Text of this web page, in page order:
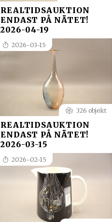
REALTIDSAUKTION
ENDAST PÅ NÄTET!
2026-04-19
2026-03-15
326 objekt
REALTIDSAUKTION
ENDAST PÅ NÄTET!
2026-03-15
2026-02-15